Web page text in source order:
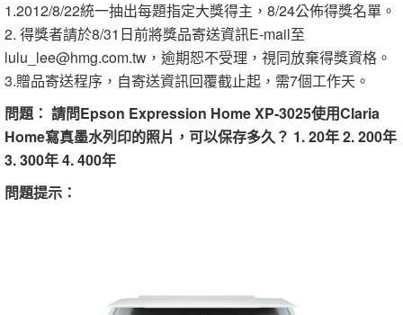
1.2012/8/22統一抽出每題指定大獎得主，8/24公佈得獎名單。
2. 得獎者請於8/31日前將獎品寄送資訊E-mail至
lulu_lee@hmg.com.tw，逾期恕不受理，視同放棄得獎資格。
3.贈品寄送程序，自寄送資訊回覆截止起，需7個工作天。
問題： 請問Epson Expression Home XP-3025使用Claria
Home寫真墨水列印的照片，可以保存多久？ 1. 20年 2. 200年
3. 300年 4. 400年
問題提示：